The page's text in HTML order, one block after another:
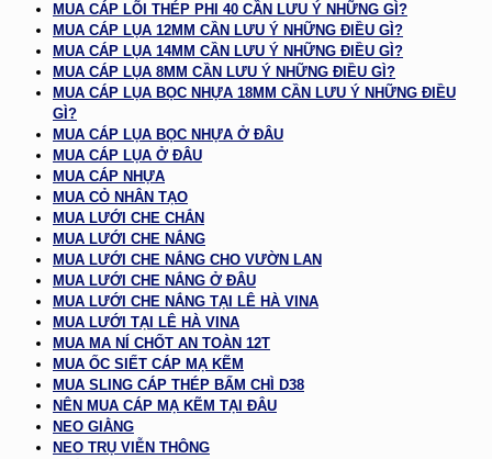
MUA CÁP LÕI THÉP PHI 40 CẦN LƯU Ý NHỮNG GÌ?
MUA CÁP LỤA 12MM CẦN LƯU Ý NHỮNG ĐIỀU GÌ?
MUA CÁP LỤA 14MM CẦN LƯU Ý NHỮNG ĐIỀU GÌ?
MUA CÁP LỤA 8MM CẦN LƯU Ý NHỮNG ĐIỀU GÌ?
MUA CÁP LỤA BỌC NHỰA 18MM CẦN LƯU Ý NHỮNG ĐIỀU
GÌ?
MUA CÁP LỤA BỌC NHỰA Ở ĐÂU
MUA CÁP LỤA Ở ĐÂU
MUA CÁP NHỰA
MUA CỎ NHÂN TẠO
MUA LƯỚI CHE CHẮN
MUA LƯỚI CHE NẮNG
MUA LƯỚI CHE NẮNG CHO VƯỜN LAN
MUA LƯỚI CHE NẮNG Ở ĐÂU
MUA LƯỚI CHE NẮNG TẠI LÊ HÀ VINA
MUA LƯỚI TẠI LÊ HÀ VINA
MUA MA NÍ CHỐT AN TOÀN 12T
MUA ỐC SIẾT CÁP MẠ KẼM
MUA SLING CÁP THÉP BẤM CHÌ D38
NÊN MUA CÁP MẠ KẼM TẠI ĐÂU
NEO GIẰNG
NEO TRỤ VIỄN THÔNG